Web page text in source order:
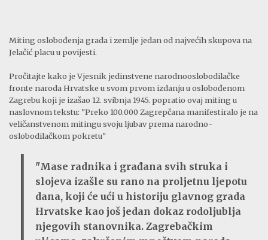
Miting oslobođenja grada i zemlje jedan od najvećih skupova na
Jelačić placu u povijesti.
Pročitajte kako je Vjesnik jedinstvene narodnooslobodilačke
fronte naroda Hrvatske u svom prvom izdanju u oslobođenom
Zagrebu koji je izašao 12. svibnja 1945. popratio ovaj miting u
naslovnom tekstu: "Preko 100.000 Zagrepčana manifestiralo je na
veličanstvenom mitingu svoju ljubav prema narodno-
oslobodilačkom pokretu"
"Mase radnika i građana svih struka i
slojeva izašle su rano na proljetnu ljepotu
dana, koji će ući u historiju glavnog grada
Hrvatske kao još jedan dokaz rodoljublja
njegovih stanovnika. Zagrebačkim